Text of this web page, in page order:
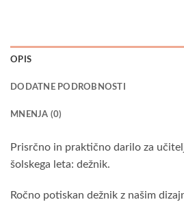
OPIS
DODATNE PODROBNOSTI
MNENJA (0)
Prisrčno in praktično darilo za
šolskega leta: dežnik.
Ročno potiskan dežnik z našim